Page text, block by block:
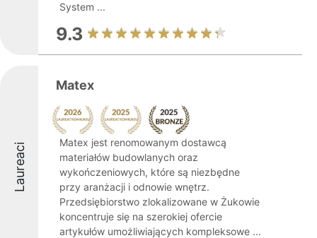
System ...
9.3
Laureaci
Matex
Matex jest renomowanym dostawcą
materiałów budowlanych oraz
wykończeniowych, które są niezbędne
przy aranżacji i odnowie wnętrz.
Przedsiębiorstwo zlokalizowane w Żukowie
koncentruje się na szerokiej ofercie
artykułów umożliwiających kompleksowe ...